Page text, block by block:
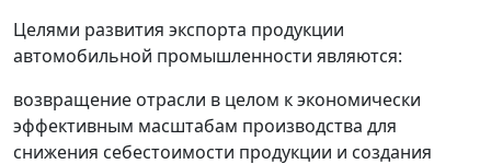
Целями развития экспорта продукции
автомобильной промышленности являются:
возвращение отрасли в целом к экономически
эффективным масштабам производства для
снижения себестоимости продукции и создания